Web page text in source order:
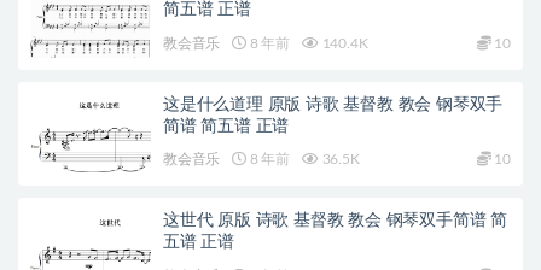
简五谱 正谱
教会音乐 8 年前 140.4K 10
这是什么道理 原版 诗歌 基督教 教会 钢琴双手
简谱 简五谱 正谱
教会音乐 8 年前 36.5K 10
这世代 原版 诗歌 基督教 教会 钢琴双手简谱 简
五谱 正谱